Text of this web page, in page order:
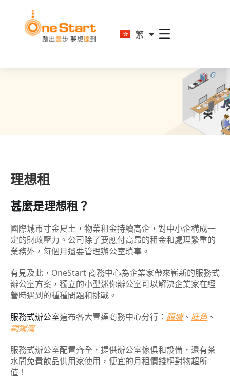
繁
简
理想租
甚麼是理想租？
國際城市寸金尺土，物業租金持續高企，對中小企構成一
定的財政壓力。公司除了要應付高昂的租金和處理繁重的
業務外，每個月還要管理辦公室瑣事。
有見及此，OneStart 商務中心為企業家帶來嶄新的服務式
辦公室方案，獨立的小型迷你辦公室可以解決企業家在經
營時遇到的種種問題和挑戰。
服務式辦公室遍布各大壹達商務中心分行： 觀塘、 旺角、
銅鑼灣
服務式辦公室配置齊全，提供辦公室傢俱和設備，還有茶
水間免費飲品供用家使用，便宜的月租價錢絕對物超所
值！